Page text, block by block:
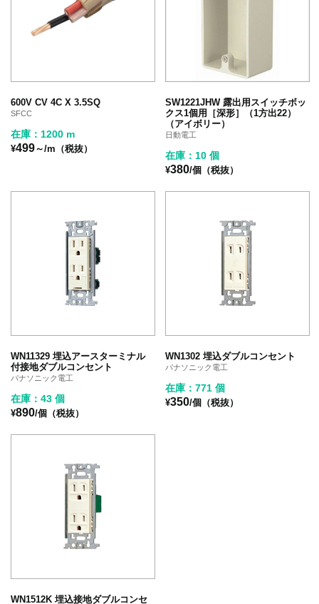
600V CV 4C X 3.5SQ
SFCC
在庫：1200 m
¥499～/m（税抜）
SW1221JHW 露出用スイッチボッ
クス1個用［深形］（1方出22）
（アイボリー）
日動電工
在庫：10 個
¥380/個（税抜）
WN11329 埋込アースターミナル
付接地ダブルコンセント
パナソニック電工
在庫：43 個
¥890/個（税抜）
WN1302 埋込ダブルコンセント
パナソニック電工
在庫：771 個
¥350/個（税抜）
WN1512K 埋込接地ダブルコンセ